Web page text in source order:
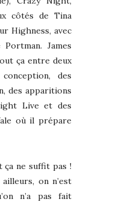
côtés de Tina
Highness, avec
James
ça entre deux
des
des apparitions
Live et des
où il prépare
ne suffit pas !
on n’est
n’a pas fait